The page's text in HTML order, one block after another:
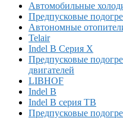
Автомобильные
Предпусковые
Автономные
Telair
Indel B Серия X
Предпусковые
двигателей
LIBHOF
Indel B
Indel B серия TB
Предпусковые